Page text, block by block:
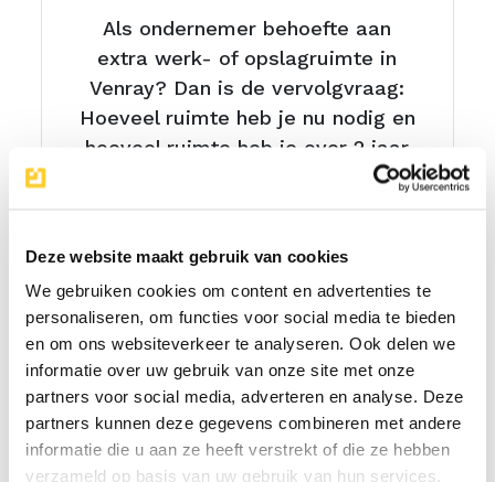
Deze website maakt gebruik van cookies
We gebruiken cookies om content en advertenties te
personaliseren, om functies voor social media te bieden
en om ons websiteverkeer te analyseren. Ook delen we
informatie over uw gebruik van onze site met onze
partners voor social media, adverteren en analyse. Deze
partners kunnen deze gegevens combineren met andere
informatie die u aan ze heeft verstrekt of die ze hebben
verzameld op basis van uw gebruik van hun services.
Als ondernemer behoefte aan
extra werk- of opslagruimte in
Venray? Dan is de vervolgvraag:
Hoeveel ruimte heb je nu nodig en
hoeveel ruimte heb je over 2 jaar
nodig. Vaak is dat nog lastig te
betalen voor ruimte die je
eigenlijk niet nodig […]
Lees meer